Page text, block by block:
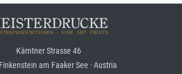
Kärntner Strasse 46
am Faaker See · Austria